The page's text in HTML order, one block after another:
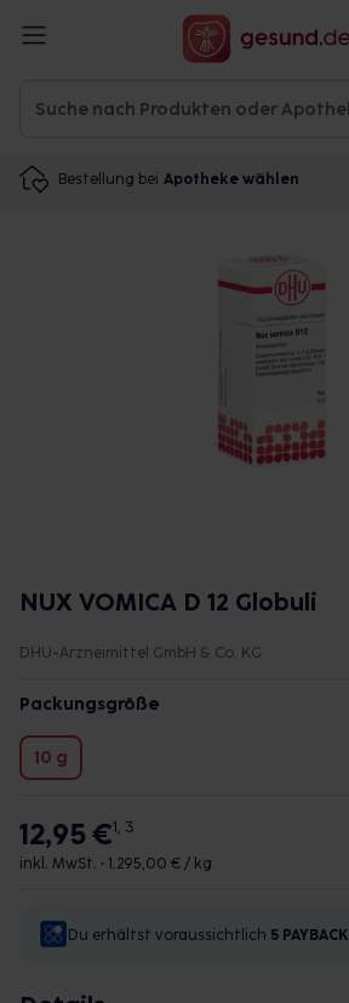
Bestellung bei Apotheke wählen
NUX VOMICA D 12 Globuli
DHU-Arzneimittel GmbH & Co. KG
Packungsgröße
10 g
12,95 €1, 3
inkl. MwSt. • 1.295,00 € / kg
Du erhältst voraussichtlich 5 PAYBACK